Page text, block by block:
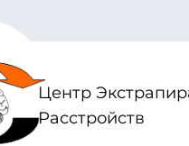
Центр
Расстройств